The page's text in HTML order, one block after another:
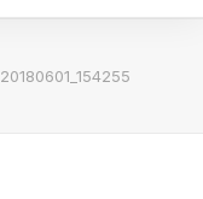
20180601_154255